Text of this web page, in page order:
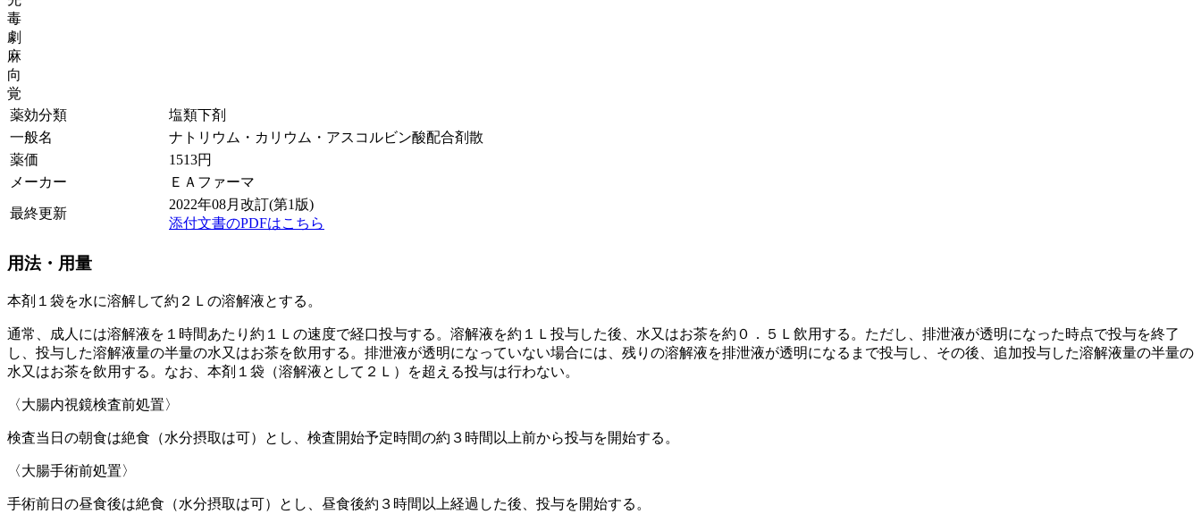
毒
劇
麻
向
覚
薬効分類
塩類下剤
一般名
ナトリウム・カリウム・アスコルビン酸配合剤散
薬価
1513円
メーカー
ＥＡファーマ
最終更新
2022年08月改訂(第1版)
添付文書のPDFはこちら
用法・用量
本剤１袋を水に溶解して約２Ｌの溶解液とする。
通常、成人には溶解液を１時間あたり約１Ｌの速度で経口投与する。溶解液を約１Ｌ投与した後、水又はお茶を約０．５Ｌ飲用する。ただし、排泄液が透明になった時点で投与を終了
し、投与した溶解液量の半量の水又はお茶を飲用する。排泄液が透明になっていない場合には、残りの溶解液を排泄液が透明になるまで投与し、その後、追加投与した溶解液量の半量の
水又はお茶を飲用する。なお、本剤１袋（溶解液として２Ｌ）を超える投与は行わない。
〈大腸内視鏡検査前処置〉
検査当日の朝食は絶食（水分摂取は可）とし、検査開始予定時間の約３時間以上前から投与を開始する。
〈大腸手術前処置〉
手術前日の昼食後は絶食（水分摂取は可）とし、昼食後約３時間以上経過した後、投与を開始する。